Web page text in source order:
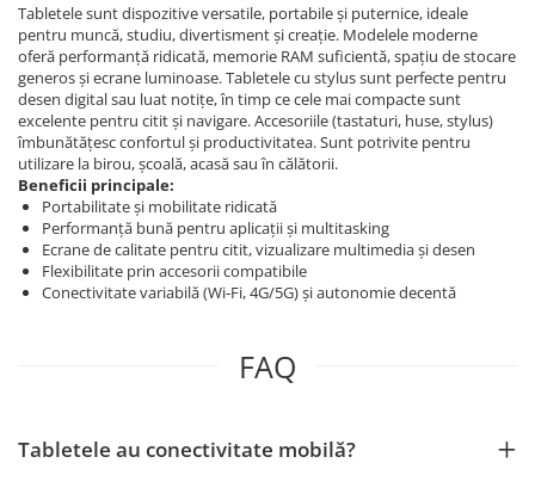
Tabletele sunt dispozitive versatile, portabile și puternice, ideale
pentru muncă, studiu, divertisment și creație. Modelele moderne
oferă performanță ridicată, memorie RAM suficientă, spațiu de stocare
generos și ecrane luminoase. Tabletele cu stylus sunt perfecte pentru
desen digital sau luat notițe, în timp ce cele mai compacte sunt
excelente pentru citit și navigare. Accesoriile (tastaturi, huse, stylus)
îmbunătățesc confortul și productivitatea. Sunt potrivite pentru
utilizare la birou, școală, acasă sau în călătorii.
Beneficii principale:
Portabilitate și mobilitate ridicată
Performanță bună pentru aplicații și multitasking
Ecrane de calitate pentru citit, vizualizare multimedia și desen
Flexibilitate prin accesorii compatibile
Conectivitate variabilă (Wi‑Fi, 4G/5G) și autonomie decentă
FAQ
Tabletele au conectivitate mobilă?